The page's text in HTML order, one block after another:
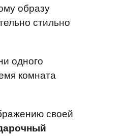
образу
стильно
одного
комната
своей